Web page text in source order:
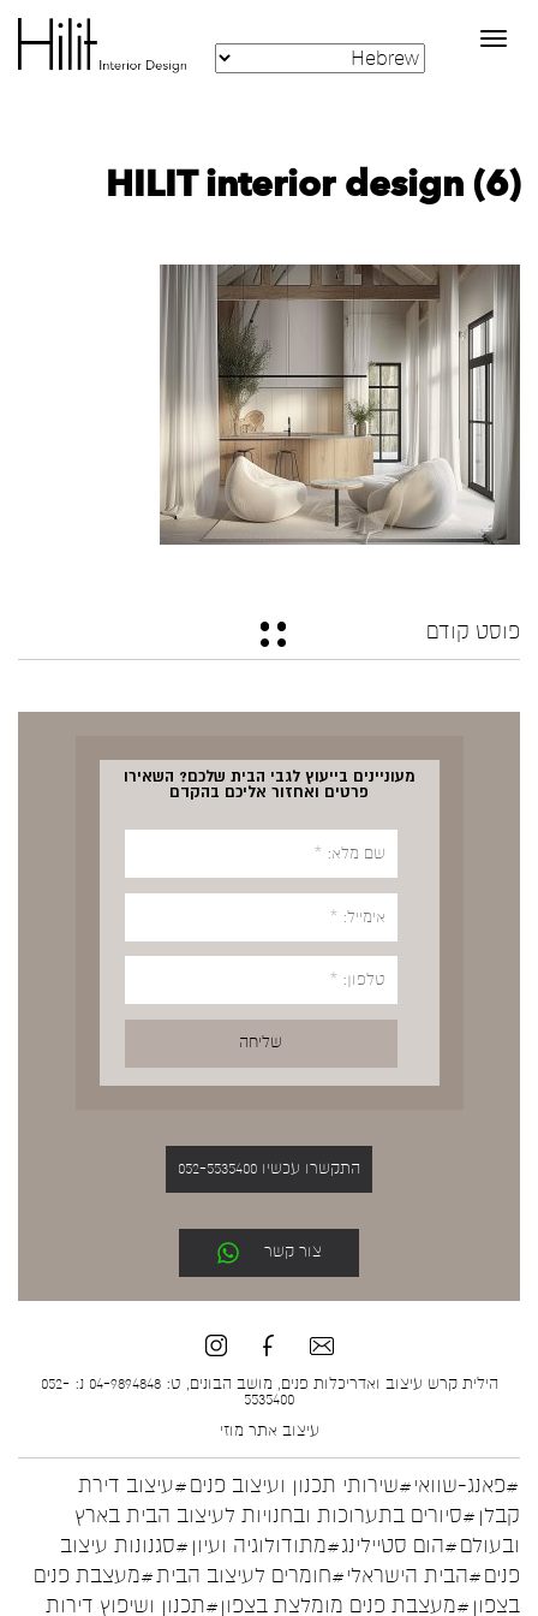
Toggle
navigation
HILIT interior design (6)
פוסט קודם
מעוניינים בייעוץ לגבי הבית שלכם? השאירו
פרטים ואחזור אליכם בהקדם
התקשרו עכשיו 052-5535400
צור קשר
הילית קרש עיצוב ואדריכלות פנים, מושב הבונים, ט: 04-9894848 נ: 052-
5535400
עיצוב אתר מוזי
#פאנג-שוואי#שירותי תכנון ועיצוב פנים#עיצוב דירת
קבלן #סיורים בתערוכות ובחנויות לעיצוב הבית בארץ
ובעולם#הום סטיילינג#מתודולוגיה ועיון #סגנונות עיצוב
פנים#הבית הישראלי#חומרים לעיצוב הבית#מעצבת פנים
בצפון #מעצבת פנים מומלצת בצפון#תכנון ושיפוץ דירות